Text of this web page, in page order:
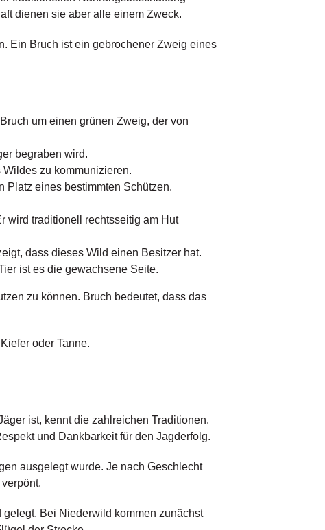
dienen sie aber alle einem Zweck.
Ein Bruch ist ein gebrochener Zweig eines
um einen grünen Zweig, der von
begraben wird.
Wildes zu kommunizieren.
Platz eines bestimmten Schützen.
wird traditionell rechtsseitig am Hut
dass dieses Wild einen Besitzer hat.
ist es die gewachsene Seite.
zu können. Bruch bedeutet, dass das
oder Tanne.
ist, kennt die zahlreichen Traditionen.
und Dankbarkeit für den Jagderfolg.
ausgelegt wurde. Je nach Geschlecht
Bei Niederwild kommen zunächst